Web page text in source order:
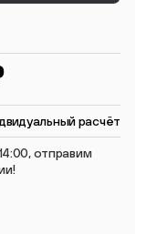
расчёт
отправим